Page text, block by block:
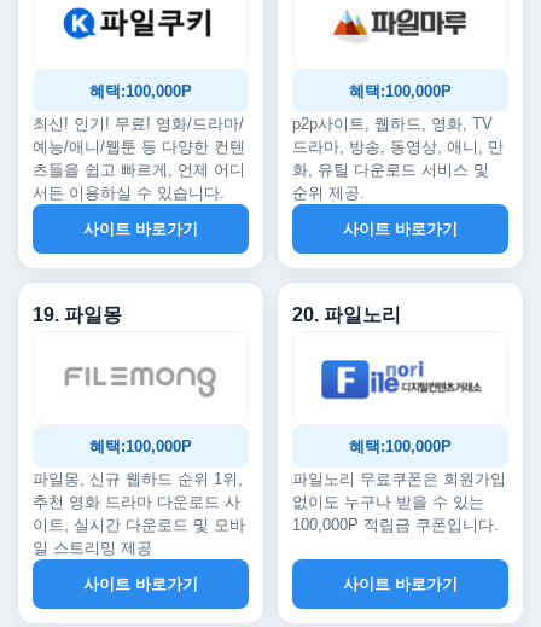
혜택:100,000P
최신! 인기! 무료! 영화/드라마/
예능/애니/웹툰 등 다양한 컨텐
츠들을 쉽고 빠르게, 언제 어디
서든 이용하실 수 있습니다.
사이트 바로가기
혜택:100,000P
p2p사이트, 웹하드, 영화, TV
드라마, 방송, 동영상, 애니, 만
화, 유틸 다운로드 서비스 및
순위 제공.
사이트 바로가기
19. 파일몽
혜택:100,000P
파일몽, 신규 웹하드 순위 1위,
추천 영화 드라마 다운로드 사
이트, 실시간 다운로드 및 모바
일 스트리밍 제공
사이트 바로가기
20. 파일노리
혜택:100,000P
파일노리 무료쿠폰은 회원가입
없이도 누구나 받을 수 있는
100,000P 적립금 쿠폰입니다.
사이트 바로가기